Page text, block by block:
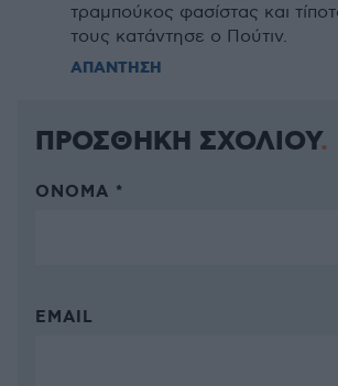
τραμπούκος φασίστας και
τους κατάντησε ο Πούτιν.
ΑΠΑΝΤΗΣΗ
ΠΡΟΣΘΗΚΗ ΣΧΟΛΙΟΥ
ΌΝΟΜΑ *
EMAIL